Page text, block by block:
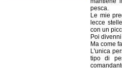
pesca.
Le mie
lecce
con un
Poi
Ma come
L'unica
tipo di